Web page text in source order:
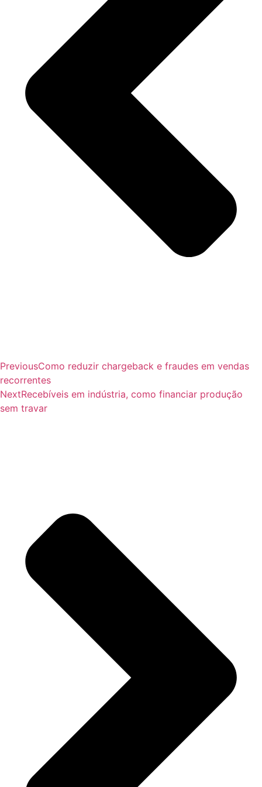
PreviousComo reduzir chargeback e fraudes em vendas
recorrentes
NextRecebíveis em indústria, como financiar produção
sem travar